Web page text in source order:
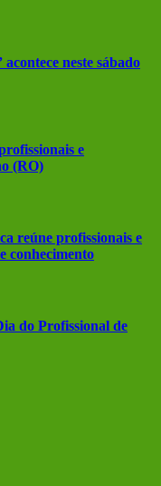
neste sábado
e
(RO)
reúne profissionais e
conhecimento
do Profissional de